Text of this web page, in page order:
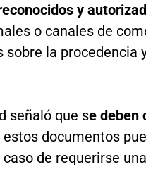
y
o canales de
sobre la procedencia
señaló que se deben
estos documentos
de requerirse